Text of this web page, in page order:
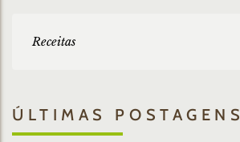
Receitas
ÚLTIMAS POSTAGENS